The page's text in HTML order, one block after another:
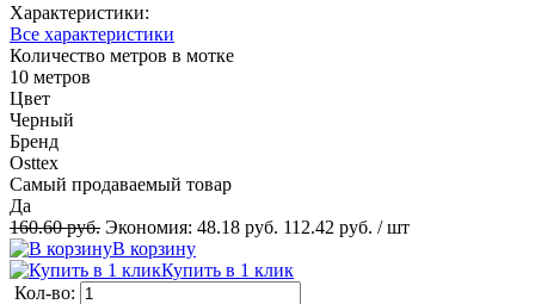
Характеристики:
Все характеристики
Количество метров в мотке
10 метров
Цвет
Черный
Бренд
Osttex
Самый продаваемый товар
Да
160.60 руб. Экономия: 48.18 руб. 112.42 руб. / шт
В корзину
Купить в 1 клик
Кол-во: